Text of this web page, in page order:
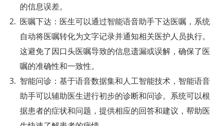
的信息误差。
医嘱下达：医生可以通过智能语音助手下达医嘱，系统
自动将医嘱转化为文字记录并通知相关医护人员执行。
这避免了因口头医嘱导致的信息遗漏或误解，确保了医
嘱的准确性和一致性。
智能问诊：基于语音数据集和人工智能技术，智能语音
助手可以辅助医生进行初步的诊断和问诊。系统可以根
据患者的症状和问题，提供相应的回答和建议，帮助医